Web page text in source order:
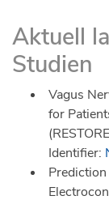
Aktuell
Studien
Vagus
for
Identifier: